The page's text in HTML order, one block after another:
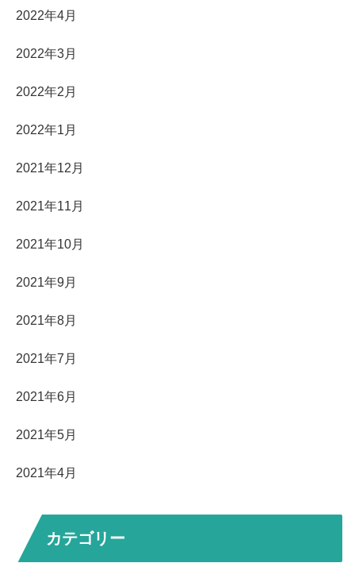
2022年4月
2022年3月
2022年2月
2022年1月
2021年12月
2021年11月
2021年10月
2021年9月
2021年8月
2021年7月
2021年6月
2021年5月
2021年4月
カテゴリー